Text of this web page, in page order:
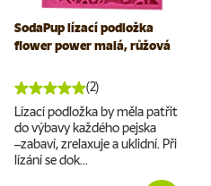
SodaPup lízací podložka
flower power malá, růžová
(2)
Lízací podložka by měla patřit
do výbavy každého pejska
–⁠⁠⁠⁠⁠⁠zabaví, zrelaxuje a uklidní. Při
lízání se dok...